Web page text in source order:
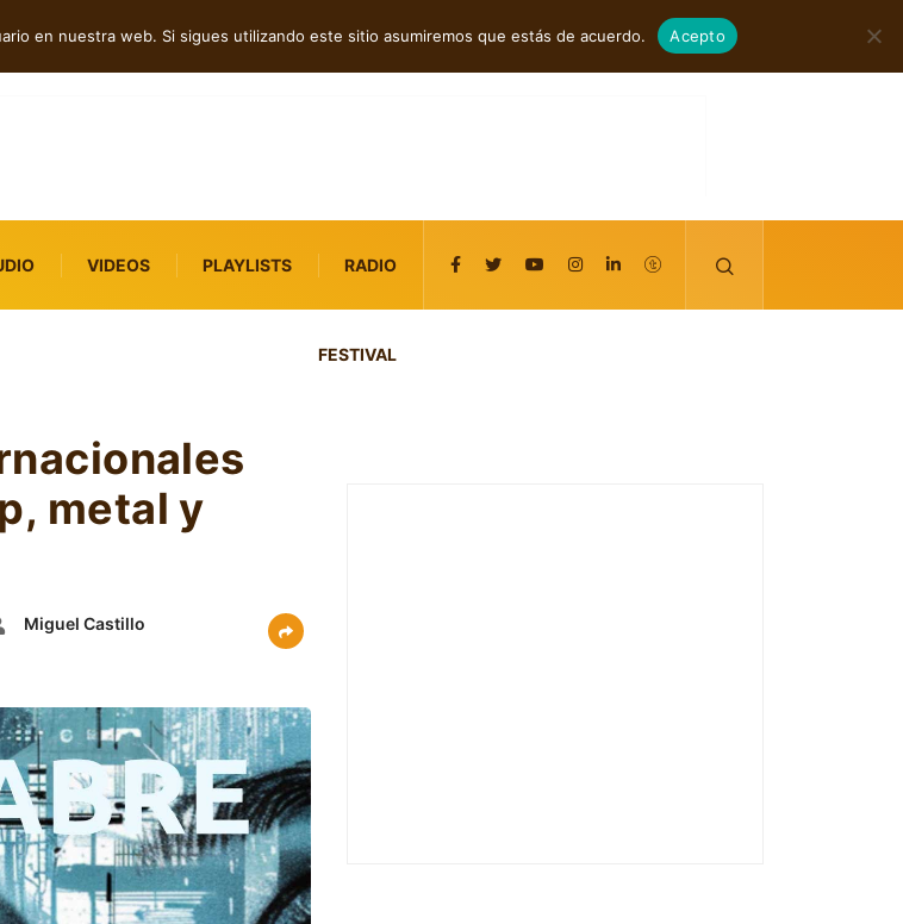
agosto 7, 2026
VIDEOS PLAYLISTS RADIO
FESTIVAL
metal y
Miguel Castillo
en nuestra web. Si sigues utilizando este sitio asumiremos que estás de acuerdo. Acepto